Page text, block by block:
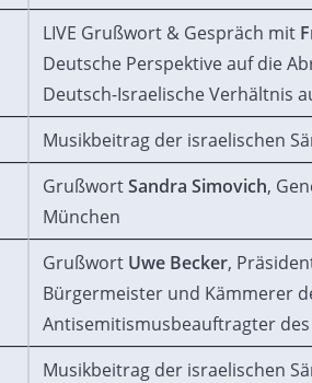
LIVE Grußwort & Gespräch mit
Deutsche Perspektive auf die
Deutsch-Israelische Verhältnis
Musikbeitrag der israelischen
GrußwortSandra Simovich,
München
Grußwort Uwe Becker,
Bürgermeister und Kämmerer
Antisemitismusbeauftragter des
Musikbeitrag der israelischen